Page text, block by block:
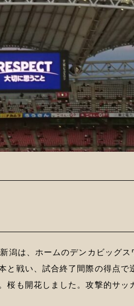
潟は、ホームのデンカビッグス
と戦い、試合終了間際の得点で
桜も開花しました。攻撃的サッ